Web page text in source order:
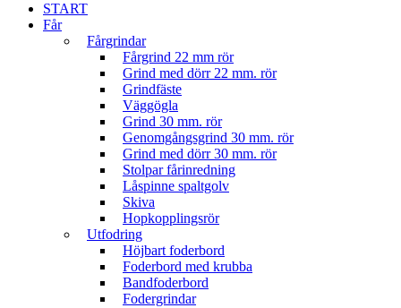
START
Får
Fårgrindar
Fårgrind 22 mm rör
Grind med dörr 22 mm. rör
Grindfäste
Väggögla
Grind 30 mm. rör
Genomgångsgrind 30 mm. rör
Grind med dörr 30 mm. rör
Stolpar fårinredning
Låspinne spaltgolv
Skiva
Hopkopplingsrör
Utfodring
Höjbart foderbord
Foderbord med krubba
Bandfoderbord
Fodergrindar